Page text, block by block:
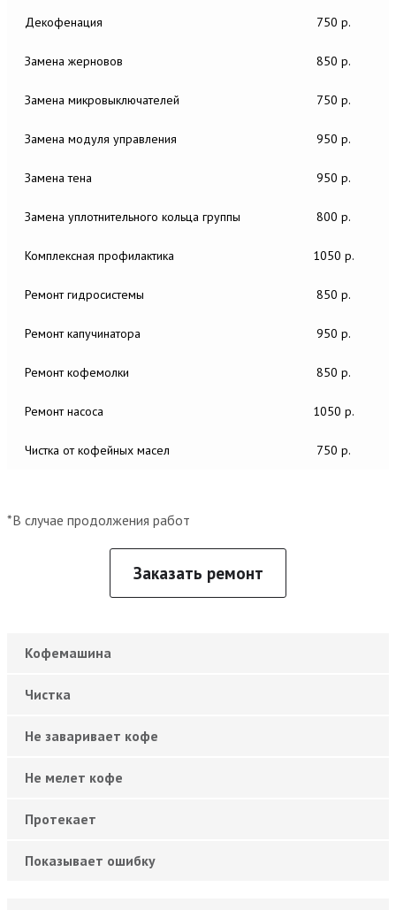
Декофенация 750 р.
Замена жерновов 850 р.
Замена микровыключателей 750 р.
Замена модуля управления 950 р.
Замена тена 950 р.
Замена уплотнительного кольца группы 800 р.
Комплексная профилактика 1050 р.
Ремонт гидросистемы 850 р.
Ремонт капучинатора 950 р.
Ремонт кофемолки 850 р.
Ремонт насоса 1050 р.
Чистка от кофейных масел 750 р.
*В случае продолжения работ
Заказать ремонт
Кофемашина
Чистка
Не заваривает кофе
Не мелет кофе
Протекает
Показывает ошибку